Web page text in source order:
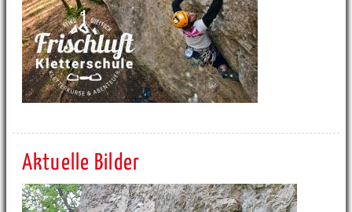
Aktuelle Bilder